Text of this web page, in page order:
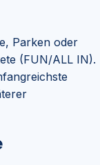
Parken oder
(FUN/ALL IN).